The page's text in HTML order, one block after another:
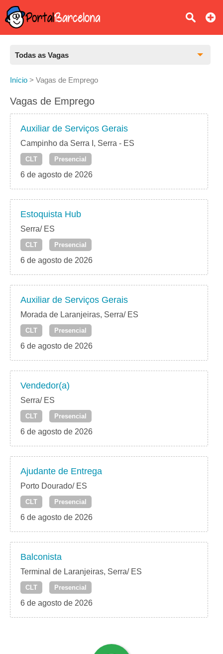
Todas as Vagas
Todas as Vagas
CLT
Freelancer
PJ
Início > Vagas de Emprego
Vagas de Emprego
Auxiliar de Serviços Gerais
Campinho da Serra I, Serra - ES
CLT Presencial
6 de agosto de 2026
Estoquista Hub
Serra/ ES
CLT Presencial
6 de agosto de 2026
Auxiliar de Serviços Gerais
Morada de Laranjeiras, Serra/ ES
CLT Presencial
6 de agosto de 2026
Vendedor(a)
Serra/ ES
CLT Presencial
6 de agosto de 2026
Ajudante de Entrega
Porto Dourado/ ES
CLT Presencial
6 de agosto de 2026
Balconista
Terminal de Laranjeiras, Serra/ ES
CLT Presencial
6 de agosto de 2026